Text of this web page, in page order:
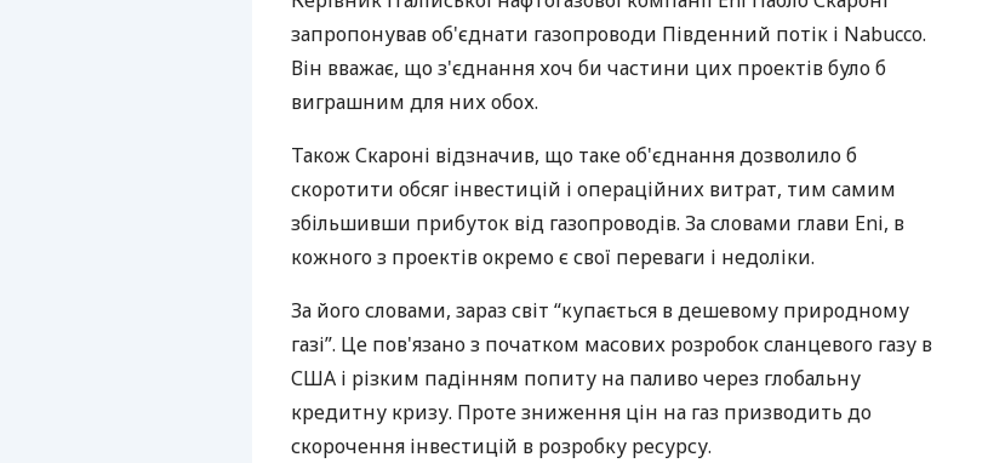
РЕЙТИНГ ДЕБЕТОВИХ
КАРТОК
ПУТІВНИКИ ПО
запропонував об'єднати газопроводи Південний потік і Nabucco.
Він вважає, що з'єднання хоч би частини цих проектів було б
виграшним для них обох.
Також Скароні відзначив, що таке об'єднання дозволило б
скоротити обсяг інвестицій і операційних витрат, тим самим
збільшивши прибуток від газопроводів. За словами глави Eni, в
кожного з проектів окремо є свої переваги і недоліки.
За його словами, зараз світ “купається в дешевому природному
газі”. Це пов'язано з початком масових розробок сланцевого газу в
США і різким падінням попиту на паливо через глобальну
кредитну кризу. Проте зниження цін на газ призводить до
скорочення інвестицій в розробку ресурсу.